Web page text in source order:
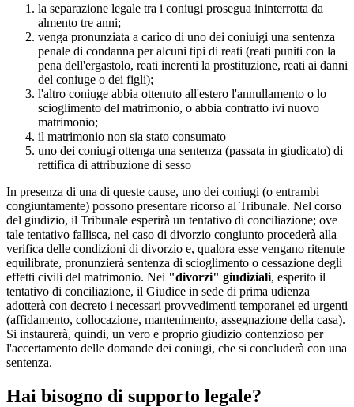
la separazione legale tra i coniugi prosegua ininterrotta da
almento tre anni;
venga pronunziata a carico di uno dei coniuigi una sentenza
penale di condanna per alcuni tipi di reati (reati puniti con la
pena dell'ergastolo, reati inerenti la prostituzione, reati ai danni
del coniuge o dei figli);
l'altro coniuge abbia ottenuto all'estero l'annullamento o lo
scioglimento del matrimonio, o abbia contratto ivi nuovo
matrimonio;
il matrimonio non sia stato consumato
uno dei coniugi ottenga una sentenza (passata in giudicato) di
rettifica di attribuzione di sesso
In presenza di una di queste cause, uno dei coniugi (o entrambi
congiuntamente) possono presentare ricorso al Tribunale. Nel corso
del giudizio, il Tribunale esperirà un tentativo di conciliazione; ove
tale tentativo fallisca, nel caso di divorzio congiunto procederà alla
verifica delle condizioni di divorzio e, qualora esse vengano ritenute
equilibrate, pronunzierà sentenza di scioglimento o cessazione degli
effetti civili del matrimonio. Nei "divorzi" giudiziali, esperito il
tentativo di conciliazione, il Giudice in sede di prima udienza
adotterà con decreto i necessari provvedimenti temporanei ed urgenti
(affidamento, collocazione, mantenimento, assegnazione della casa).
Si instaurerà, quindi, un vero e proprio giudizio contenzioso per
l'accertamento delle domande dei coniugi, che si concluderà con una
sentenza.
Hai bisogno di supporto legale?